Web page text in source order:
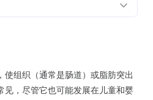
使组织（通常是肠道）或脂肪突出
见，尽管它也可能发展在儿童和婴